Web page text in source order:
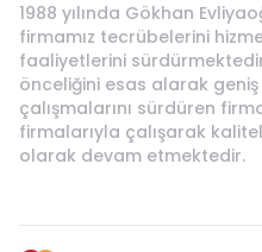
1988 yılında Gökhan
firmamız tecrübelerini
faaliyetlerini
önceliğini esas alarak
çalışmalarını sürdüren
firmalarıyla çalışarak
olarak devam etmektedir.